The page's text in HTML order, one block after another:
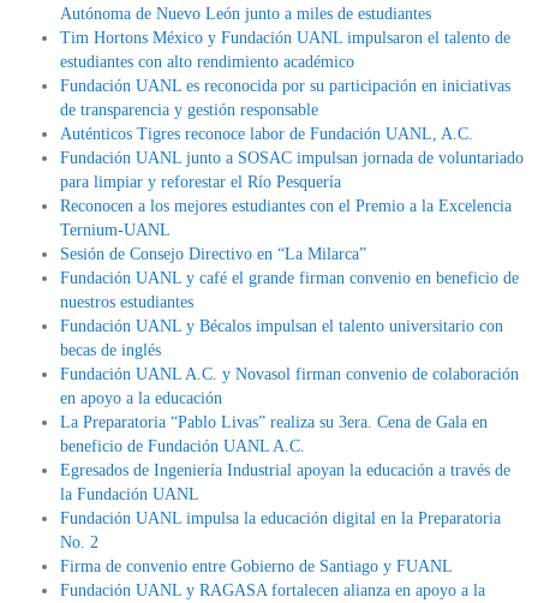
Autónoma de Nuevo León junto a miles de estudiantes
Tim Hortons México y Fundación UANL impulsaron el talento de
estudiantes con alto rendimiento académico
Fundación UANL es reconocida por su participación en iniciativas
de transparencia y gestión responsable
Auténticos Tigres reconoce labor de Fundación UANL, A.C.
Fundación UANL junto a SOSAC impulsan jornada de voluntariado
para limpiar y reforestar el Río Pesquería
Reconocen a los mejores estudiantes con el Premio a la Excelencia
Ternium-UANL
Sesión de Consejo Directivo en “La Milarca”
Fundación UANL y café el grande firman convenio en beneficio de
nuestros estudiantes
Fundación UANL y Bécalos impulsan el talento universitario con
becas de inglés
Fundación UANL A.C. y Novasol firman convenio de colaboración
en apoyo a la educación
La Preparatoria “Pablo Livas” realiza su 3era. Cena de Gala en
beneficio de Fundación UANL A.C.
Egresados de Ingeniería Industrial apoyan la educación a través de
la Fundación UANL
Fundación UANL impulsa la educación digital en la Preparatoria
No. 2
Firma de convenio entre Gobierno de Santiago y FUANL
Fundación UANL y RAGASA fortalecen alianza en apoyo a la